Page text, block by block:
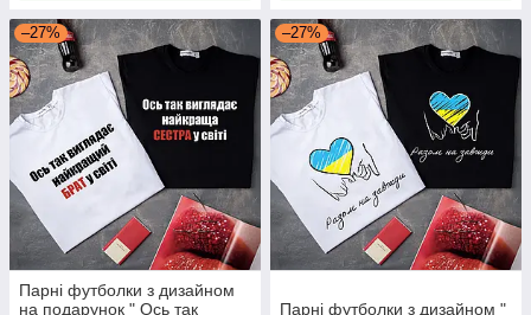
–27%
Парні футболки з дизайном
на подарунок " Ось так
–27%
Парні футболки з дизайном "